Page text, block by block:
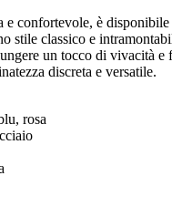
e confortevole, è
stile classico e
un tocco di vivacità e
discreta e versatile.
rosa